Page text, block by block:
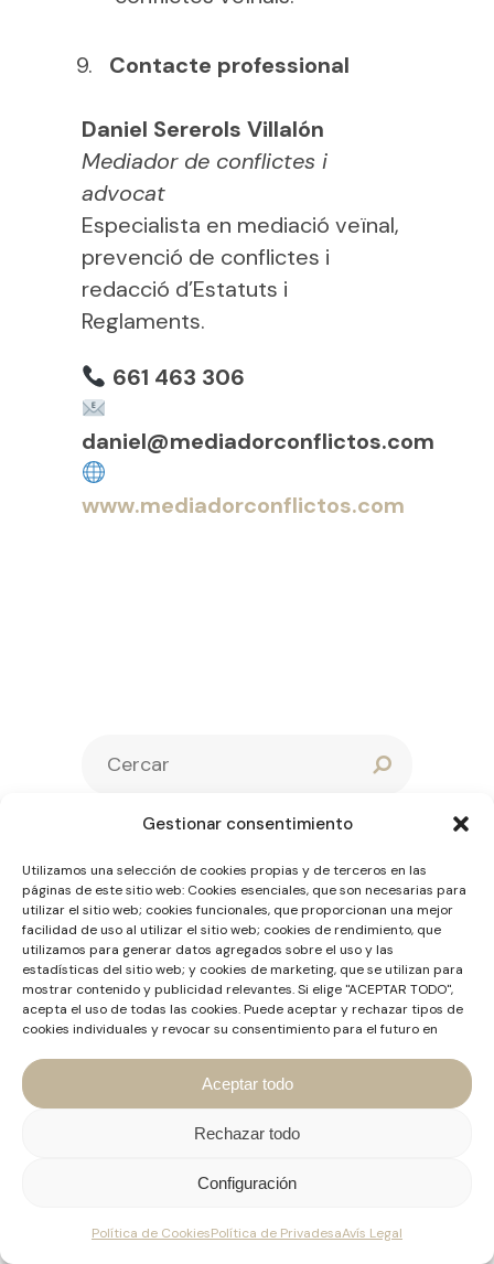
Gestionar consentimiento
Utilizamos una selección de cookies propias y de terceros en las
páginas de este sitio web: Cookies esenciales, que son necesarias para
utilizar el sitio web; cookies funcionales, que proporcionan una mejor
facilidad de uso al utilizar el sitio web; cookies de rendimiento, que
utilizamos para generar datos agregados sobre el uso y las
estadísticas del sitio web; y cookies de marketing, que se utilizan para
mostrar contenido y publicidad relevantes. Si elige "ACEPTAR TODO",
acepta el uso de todas las cookies. Puede aceptar y rechazar tipos de
cookies individuales y revocar su consentimiento para el futuro en
Aceptar todo
Rechazar todo
Configuración
Política de CookiesPolítica de PrivadesaAvís Legal
Contacte professional
Daniel Sererols Villalón
Mediador de conflictes i
advocat
Especialista en mediació veïnal,
prevenció de conflictes i
redacció d’Estatuts i
Reglaments.
661 463 306
daniel@mediadorconflictos.com
www.mediadorconflictos.com
Últimes entrades
Separació de
socis: com valorar
una empresa
sense destruir-ne
el valor
I si aquest agost
30 juliol, 2026